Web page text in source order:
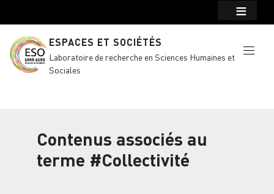
ESPACES ET SOCIÉTÉS
Laboratoire de recherche en Sciences Humaines et
Sociales
Contenus associés au
terme #Collectivité